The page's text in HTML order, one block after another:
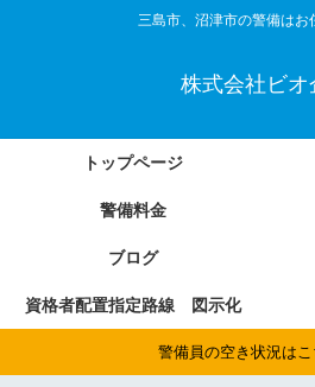
三島市、沼津市の警備はお
株式会社ビオ
トップページ
警備料金
ブログ
資格者配置指定路線 図示化
警備員の空き状況はこ